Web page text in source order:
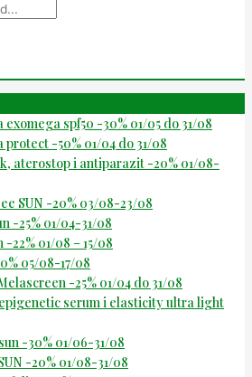
spf50 -30% 01/05 do 31/08
-50% 01/04 do 31/08
aterostop i antiparazit -20% 01/08-
SUN -20% 03/08-23/08
-25% 01/04-31/08
-22% 01/08 – 15/08
05/08-17/08
-25% 01/04 do 31/08
serum i elasticity ultra light
-30% 01/06-31/08
-20% 01/08-31/08